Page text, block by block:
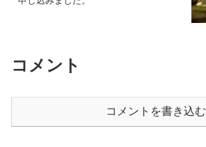
コメント
コメントを書き込む